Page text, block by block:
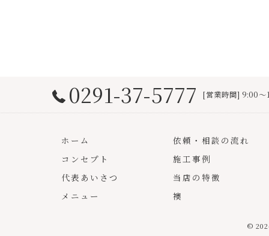
0291-37-5777 [営業時間] 9:00～
ホーム
コンセプト
代表あいさつ
メニュー
依頼・相談の流れ
施工事例
当店の特徴
襖
©